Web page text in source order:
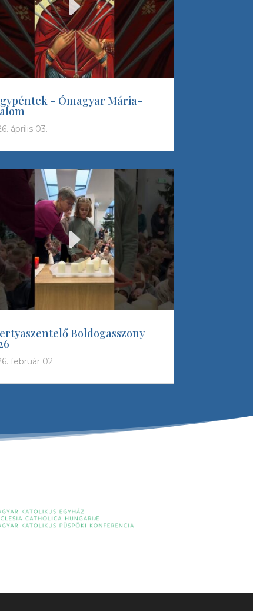
– Ómagyar Mária-
április 03.
Boldogasszony
február 02.